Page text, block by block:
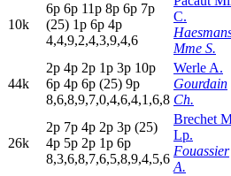
10k
6p 6p 11p 8p 6p 7p
(25) 1p 6p 4p
4,4,9,2,4,3,9,4,6
C.
Mme S.
44k
2p 4p 2p 1p 3p 10p
6p 4p 6p (25) 9p
8,6,8,9,7,0,4,6,4,1,6,8
Werle A.
Gourdain
Ch.
26k
2p 7p 4p 2p 3p (25)
4p 5p 2p 1p 6p
8,3,6,8,7,6,5,8,9,4,5,6
Brechet
Lp.
Fouassier
A.